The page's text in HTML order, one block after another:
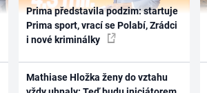
Prima představila podzim: startuje
Prima sport, vrací se Polabí, Zrádci
i nové kriminálky
Mathiase Hložka ženy do vztahu